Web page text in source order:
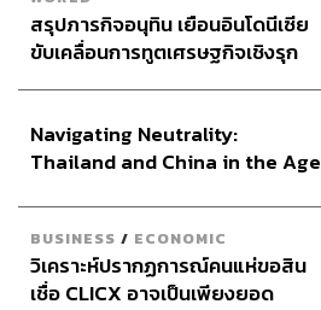
สรุปภารกิจอนุทิน เยือนอินโดนีเซีย
ขับเคลื่อนการทูตเศรษฐกิจเชิงรุก
Navigating Neutrality:
Thailand and China in the Age
BUSINESS / ECONOMIC
วิเคราะห์ปรากฏการณ์คนแห่ขอสิน
เชื่อ CLICX อาจเป็นเพียงยอด